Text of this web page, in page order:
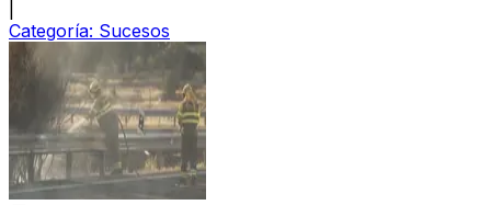
Categoría: Sucesos